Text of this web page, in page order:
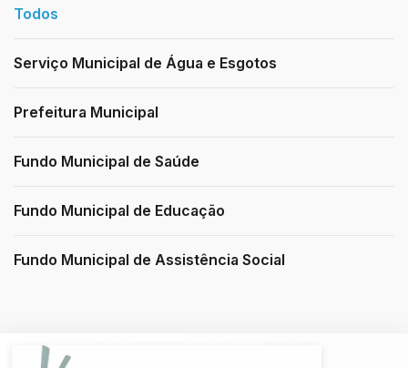
Todos
Serviço Municipal de Água e Esgotos
Prefeitura Municipal
Fundo Municipal de Saúde
Fundo Municipal de Educação
Fundo Municipal de Assistência Social